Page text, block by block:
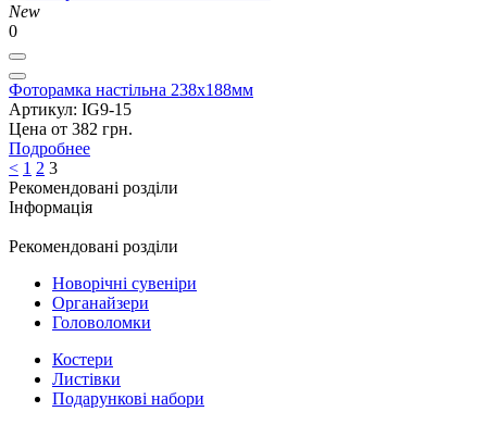
New
0
Фоторамка настільна 238х188мм
Артикул: IG9-15
Цена от 382 грн.
Подробнее
< 1 2 3
Рекомендовані розділи
Інформація
Рекомендовані розділи
Новорічні сувеніри
Органайзери
Головоломки
Костери
Листівки
Подарункові набори